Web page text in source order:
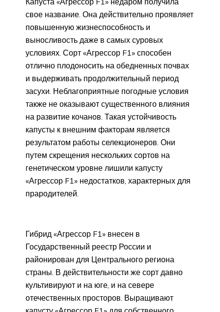
свое название. Она действительно проявляет
повышенную жизнеспособность и
выносливость даже в самых суровых
условиях. Сорт «Агрессор F1» способен
отлично плодоносить на обедненных почвах
и выдерживать продолжительный период
засухи. Неблагоприятные погодные условия
также не оказывают существенного влияния
на развитие кочанов. Такая устойчивость
капусты к внешним факторам является
результатом работы селекционеров. Они
путем скрещения нескольких сортов на
генетическом уровне лишили капусту
«Агрессор F1» недостатков, характерных для
прародителей.
Гибрид «Агрессор F1» внесен в
Государственный реестр России и
районирован для Центрального региона
страны. В действительности же сорт давно
культивируют и на юге, и на севере
отечественных просторов. Выращивают